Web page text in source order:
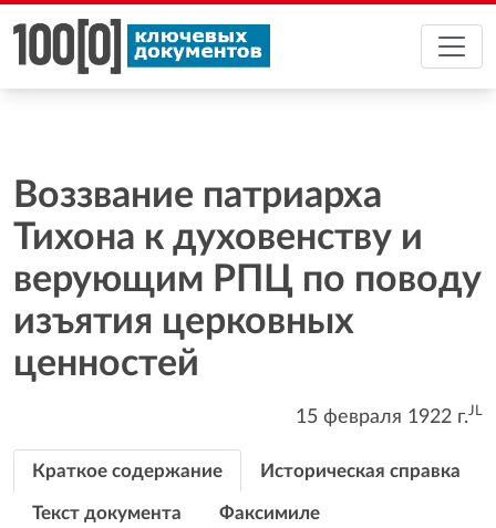
Воззвание патриарха
Тихона к духовенству и
верующим РПЦ по поводу
изъятия церковных
ценностей
15 февраля 1922 г.JL
Краткое содержание Историческая справка
Текст документа Факсимиле